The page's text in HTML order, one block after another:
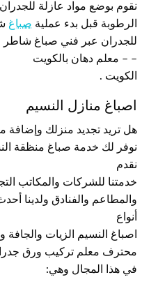
نقوم بوضع مواد عازلة
الرطوبة قبل بدء عملية صباغ
للجدران عبر فني صباغ شاطر
– – معلم دهان بالكويت
الكويت .
اصباغ منازل النسيم
هل تريد تجديد منزلك وإضافة
نوفر لك خدمة صباغ منظقة
نقدم
خدمتنا للشركات والمكاتب
والمطاعم والفنادق ولدينا
أنواع
اصباغ النسيم الزيات
محترف معلم تركيب ورق
في هذا المجال وهي: